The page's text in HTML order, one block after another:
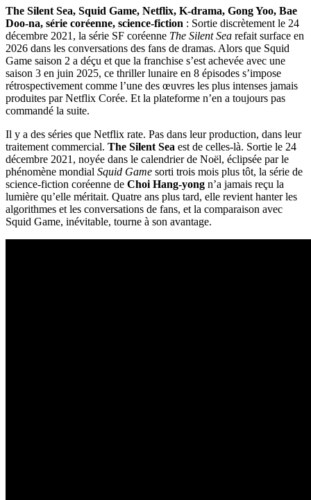
The Silent Sea, Squid Game, Netflix, K-drama, Gong Yoo, Bae
Doo-na, série coréenne, science-fiction : Sortie discrètement le 24
décembre 2021, la série SF coréenne The Silent Sea refait surface en
2026 dans les conversations des fans de dramas. Alors que Squid
Game saison 2 a déçu et que la franchise s’est achevée avec une
saison 3 en juin 2025, ce thriller lunaire en 8 épisodes s’impose
rétrospectivement comme l’une des œuvres les plus intenses jamais
produites par Netflix Corée. Et la plateforme n’en a toujours pas
commandé la suite.
Il y a des séries que Netflix rate. Pas dans leur production, dans leur
traitement commercial. The Silent Sea est de celles-là. Sortie le 24
décembre 2021, noyée dans le calendrier de Noël, éclipsée par le
phénomène mondial Squid Game sorti trois mois plus tôt, la série de
science-fiction coréenne de Choi Hang-yong n’a jamais reçu la
lumière qu’elle méritait. Quatre ans plus tard, elle revient hanter les
algorithmes et les conversations de fans, et la comparaison avec
Squid Game, inévitable, tourne à son avantage.